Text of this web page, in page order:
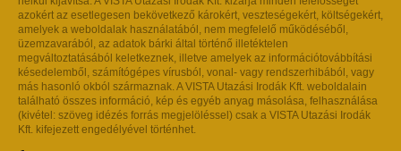
azokért az esetlegesen bekövetkező károkért, veszteségekért, költségekért,
amelyek a weboldalak használatából, nem megfelelő működéséből,
üzemzavarából, az adatok bárki által történő illetéktelen
megváltoztatásából keletkeznek, illetve amelyek az információtovábbítási
késedelemből, számítógépes vírusból, vonal- vagy rendszerhibából, vagy
más hasonló okból származnak. A VISTA Utazási Irodák Kft. weboldalain
található összes információ, kép és egyéb anyag másolása, felhasználása
(kivétel: szöveg idézés forrás megjelöléssel) csak a VISTA Utazási Irodák
Kft. kifejezett engedélyével történhet.